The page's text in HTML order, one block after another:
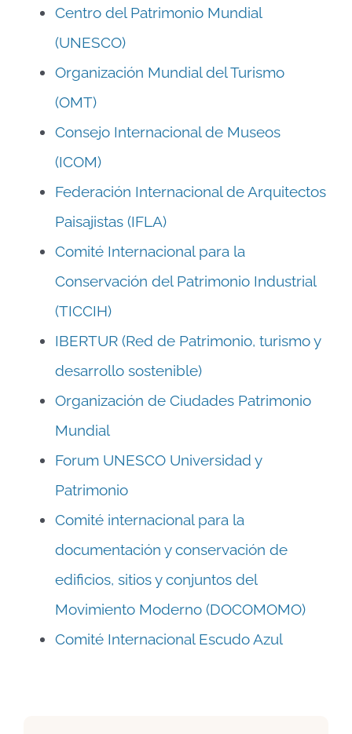
Centro del Patrimonio Mundial
(UNESCO)
Organización Mundial del Turismo
(OMT)
Consejo Internacional de Museos
(ICOM)
Federación Internacional de Arquitectos
Paisajistas (IFLA)
Comité Internacional para la
Conservación del Patrimonio Industrial
(TICCIH)
IBERTUR (Red de Patrimonio, turismo y
desarrollo sostenible)
Organización de Ciudades Patrimonio
Mundial
Forum UNESCO Universidad y
Patrimonio
Comité internacional para la
documentación y conservación de
edificios, sitios y conjuntos del
Movimiento Moderno (DOCOMOMO)
Comité Internacional Escudo Azul